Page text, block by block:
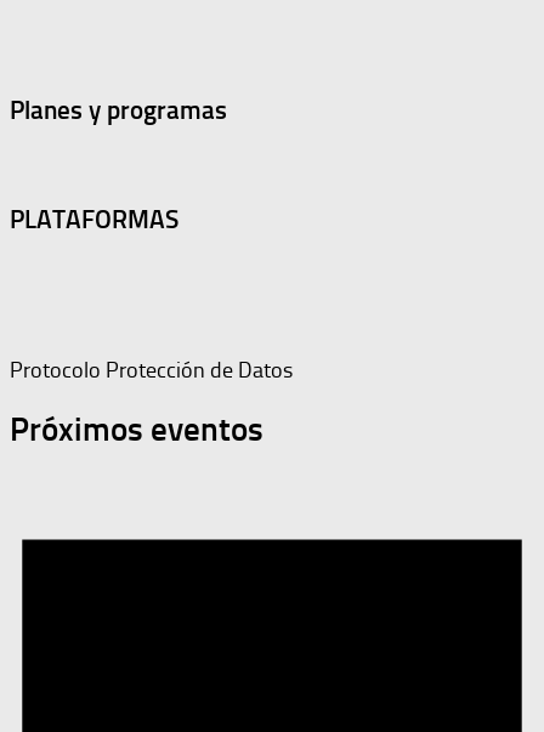
Planes y programas
PLATAFORMAS
Protocolo Protección de Datos
Próximos eventos